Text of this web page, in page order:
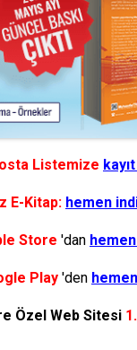
Listemize
E-Kitap: hemen
Store 'dan
Play 'den
Özel Web Sitesi